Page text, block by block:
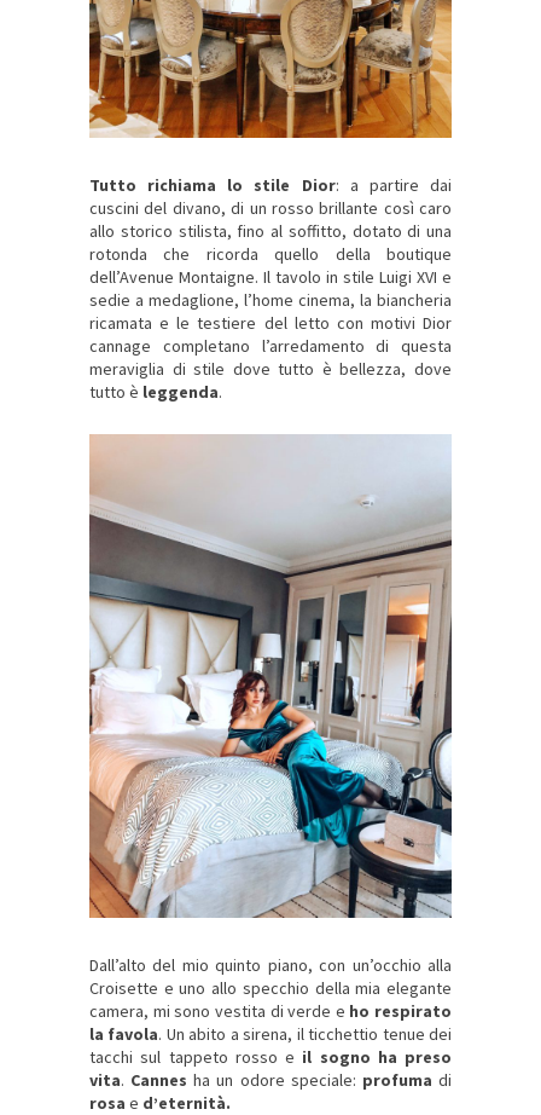
Tutto richiama lo stile Dior: a partire dai
cuscini del divano, di un rosso brillante così caro
allo storico stilista, fino al soffitto, dotato di una
rotonda che ricorda quello della boutique
dell’Avenue Montaigne. Il tavolo in stile Luigi XVI e
sedie a medaglione, l’home cinema, la biancheria
ricamata e le testiere del letto con motivi Dior
cannage completano l’arredamento di questa
meraviglia di stile dove tutto è bellezza, dove
tutto è leggenda.
Dall’alto del mio quinto piano, con un’occhio alla
Croisette e uno allo specchio della mia elegante
camera, mi sono vestita di verde e ho respirato
la favola. Un abito a sirena, il ticchettio tenue dei
tacchi sul tappeto rosso e il sogno ha preso
vita. Cannes ha un odore speciale: profuma di
rosa e d’eternità.